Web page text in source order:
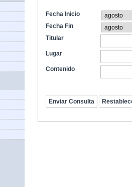
Fecha Inicio
Fecha Fin
Titular
Lugar
Contenido